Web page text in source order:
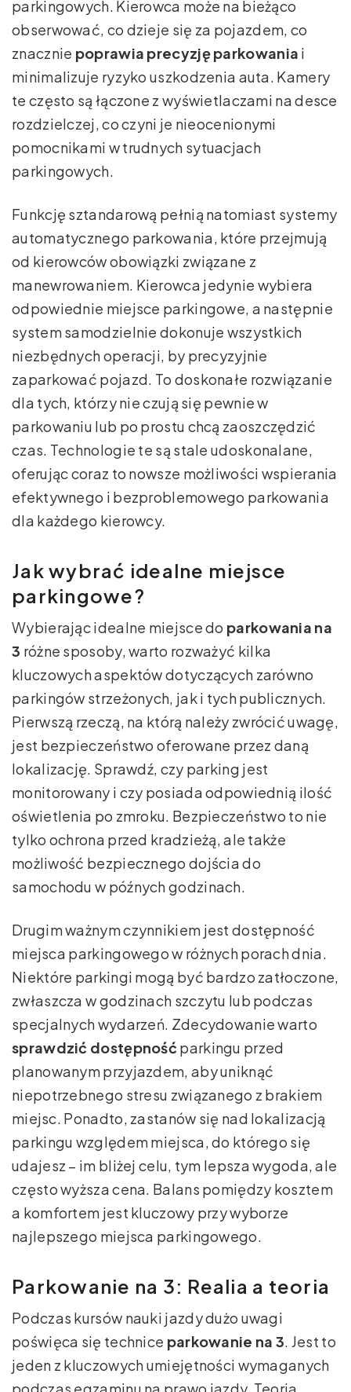
parkingowych. Kierowca może na bieżąco
obserwować, co dzieje się za pojazdem, co
znacznie poprawia precyzję parkowania i
minimalizuje ryzyko uszkodzenia auta. Kamery
te często są łączone z wyświetlaczami na desce
rozdzielczej, co czyni je nieocenionymi
pomocnikami w trudnych sytuacjach
parkingowych.
Funkcję sztandarową pełnią natomiast systemy
automatycznego parkowania, które przejmują
od kierowców obowiązki związane z
manewrowaniem. Kierowca jedynie wybiera
odpowiednie miejsce parkingowe, a następnie
system samodzielnie dokonuje wszystkich
niezbędnych operacji, by precyzyjnie
zaparkować pojazd. To doskonałe rozwiązanie
dla tych, którzy nie czują się pewnie w
parkowaniu lub po prostu chcą zaoszczędzić
czas. Technologie te są stale udoskonalane,
oferując coraz to nowsze możliwości wspierania
efektywnego i bezproblemowego parkowania
dla każdego kierowcy.
Jak wybrać idealne miejsce
parkingowe?
Wybierając idealne miejsce do parkowania na
3 różne sposoby, warto rozważyć kilka
kluczowych aspektów dotyczących zarówno
parkingów strzeżonych, jak i tych publicznych.
Pierwszą rzeczą, na którą należy zwrócić uwagę,
jest bezpieczeństwo oferowane przez daną
lokalizację. Sprawdź, czy parking jest
monitorowany i czy posiada odpowiednią ilość
oświetlenia po zmroku. Bezpieczeństwo to nie
tylko ochrona przed kradzieżą, ale także
możliwość bezpiecznego dojścia do
samochodu w późnych godzinach.
Drugim ważnym czynnikiem jest dostępność
miejsca parkingowego w różnych porach dnia.
Niektóre parkingi mogą być bardzo zatłoczone,
zwłaszcza w godzinach szczytu lub podczas
specjalnych wydarzeń. Zdecydowanie warto
sprawdzić dostępność parkingu przed
planowanym przyjazdem, aby uniknąć
niepotrzebnego stresu związanego z brakiem
miejsc. Ponadto, zastanów się nad lokalizacją
parkingu względem miejsca, do którego się
udajesz – im bliżej celu, tym lepsza wygoda, ale
często wyższa cena. Balans pomiędzy kosztem
a komfortem jest kluczowy przy wyborze
najlepszego miejsca parkingowego.
Parkowanie na 3: Realia a teoria
Podczas kursów nauki jazdy dużo uwagi
poświęca się technice parkowanie na 3. Jest to
jeden z kluczowych umiejętności wymaganych